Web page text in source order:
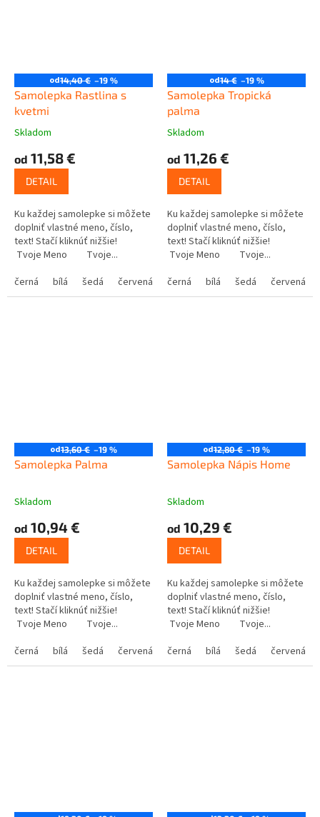
od14,40 € –19 %
Samolepka Rastlina s
kvetmi
Skladom
od 11,58 €
DETAIL
Ku každej samolepke si môžete
doplniť vlastné meno, číslo,
text! Stačí kliknúť nižšie!
Tvoje Meno Tvoje...
černá
bílá šedá červená modrá žlutá zelená růžová
od14 € –19 %
Samolepka Tropická
palma
Skladom
od 11,26 €
DETAIL
Ku každej samolepke si môžete
doplniť vlastné meno, číslo,
text! Stačí kliknúť nižšie!
Tvoje Meno Tvoje...
černá
bílá šedá červená
od13,60 € –19 %
Samolepka Palma
Skladom
od 10,94 €
DETAIL
Ku každej samolepke si môžete
doplniť vlastné meno, číslo,
text! Stačí kliknúť nižšie!
Tvoje Meno Tvoje...
černá
bílá šedá červená modrá žlutá zelená růžová
od12,80 € –19 %
Samolepka Nápis Home
Skladom
od 10,29 €
DETAIL
Ku každej samolepke si môžete
doplniť vlastné meno, číslo,
text! Stačí kliknúť nižšie!
Tvoje Meno Tvoje...
černá
bílá šedá červená